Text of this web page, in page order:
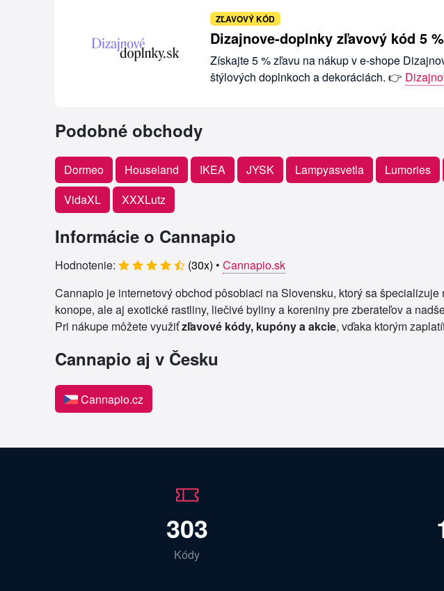
ZĽAVOVÝ KÓD
Dizajnove-doplnky zľavový kód 5 %
Získajte 5 % zľavu na nákup v e-shope
štýlových doplnkoch a dekoráciách. 👉
Podobné obchody
Dormeo Houseland IKEA JYSK Lampyasvetla Lumories
VidaXL
XXXLutz
Informácie o Cannapio
Hodnotenie: (30x) • Cannapio.sk
Cannapio je internetový obchod pôsobiaci na Slovensku, ktorý sa
konope, ale aj exotické rastliny, liečivé byliny a koreniny pre zberateľov a
Pri nákupe môžete využiťzľavové kódy, kupóny a akcie, vďaka ktorým
Cannapio aj v Česku
Cannapio.cz
303
Kódy